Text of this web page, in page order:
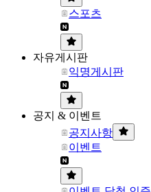
스포츠
자유게시판
익명게시판
공지 & 이벤트
공지사항
이벤트